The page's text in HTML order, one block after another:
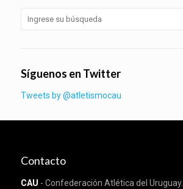
Síguenos en Twitter
Tweets by @atletismocau
Contacto
CAU - Confederación Atlética del Uruguay.